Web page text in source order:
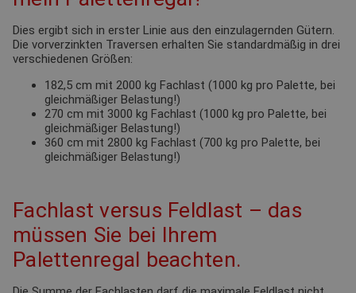
Dies ergibt sich in erster Linie aus den einzulagernden Gütern.
Die vorverzinkten Traversen erhalten Sie standardmäßig in drei
verschiedenen Größen:
182,5 cm mit 2000 kg Fachlast (1000 kg pro Palette, bei
gleichmäßiger Belastung!)
270 cm mit 3000 kg Fachlast (1000 kg pro Palette, bei
gleichmäßiger Belastung!)
360 cm mit 2800 kg Fachlast (700 kg pro Palette, bei
gleichmäßiger Belastung!)
Fachlast versus Feldlast – das
müssen Sie bei Ihrem
Palettenregal beachten.